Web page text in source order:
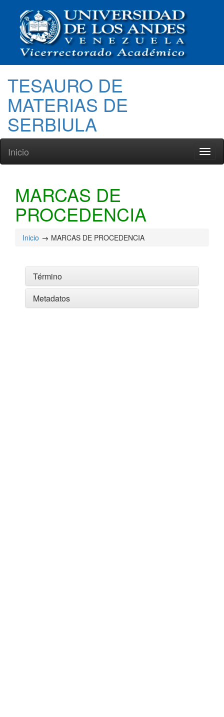
TESAURO DE
MATERIAS DE
SERBIULA
Inicio
MARCAS DE
PROCEDENCIA
Inicio MARCAS DE PROCEDENCIA
Término
Metadatos